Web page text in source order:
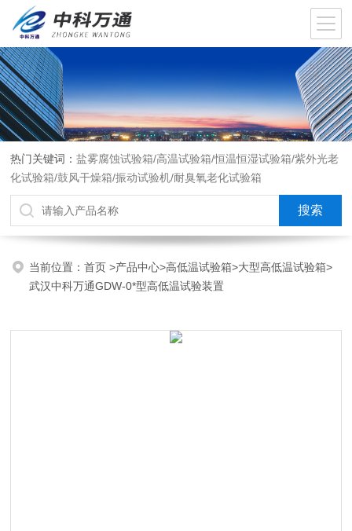
热门关键词：盐雾腐蚀试验箱/高温试验箱/恒温恒湿试验箱/紫外光老
化试验箱/鼓风干燥箱/振动试验机/耐臭氧老化试验箱
当前位置：首页>产品中心>高低温试验箱>大型高低温试验箱>
武汉中科万通GDW-0*型高低温试验装置